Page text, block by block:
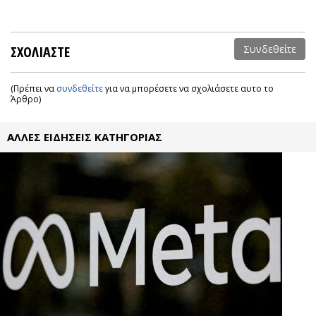
ΣΧΟΛΙΑΣΤΕ Συνδεθείτε
(Πρέπει να συνδεθείτεγια να μπορέσετε να σχολιάσετε αυτο το
Άρθρο)
ΑΛΛΕΣ ΕΙΔΗΣΕΙΣ ΚΑΤΗΓΟΡΙΑΣ